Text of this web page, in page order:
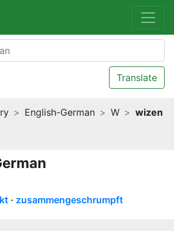
Translate
English-German W wizen
zusammengeschrumpft